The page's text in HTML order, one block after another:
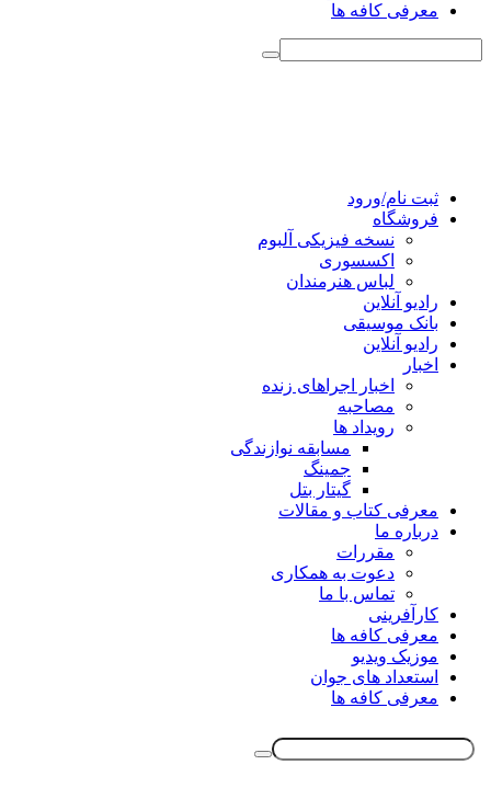
معرفی کافه ها
ثبت نام/ورود
فروشگاه
نسخه فیزیکی آلبوم
اکسسوری
لباس هنرمندان
رادیو آنلاین
بانک موسیقی
رادیو آنلاین
اخبار
اخبار اجراهای زنده
مصاحبه
رویداد ها
مسابقه نوازندگی
جمینگ
گیتار بتل
معرفی کتاب و مقالات
درباره ما
مقررات
دعوت به همکاری
تماس با ما
کارآفرینی
معرفی کافه ها
موزیک ویدیو
استعداد های جوان
معرفی کافه ها